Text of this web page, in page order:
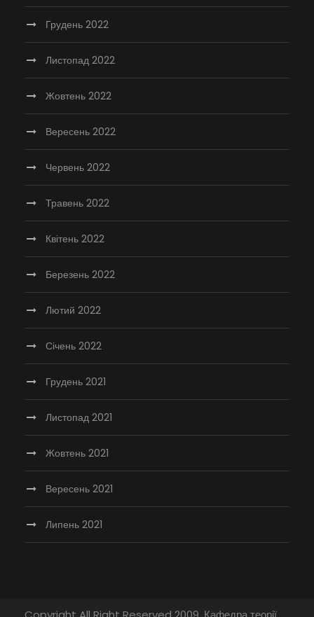
Грудень 2022
Листопад 2022
Жовтень 2022
Вересень 2022
Червень 2022
Травень 2022
Квітень 2022
Березень 2022
Лютий 2022
Січень 2022
Грудень 2021
Листопад 2021
Жовтень 2021
Вересень 2021
Липень 2021